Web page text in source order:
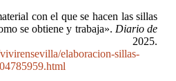
con el que se hacen las sillas
se obtiene y trabaja». Diario de
elaboracion-sillas-